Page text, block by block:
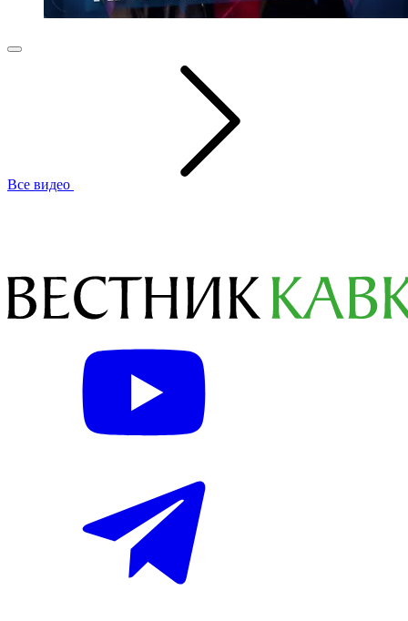
Все видео